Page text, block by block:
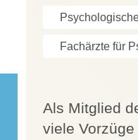
Fachärzte für
Als Mitglied
viele